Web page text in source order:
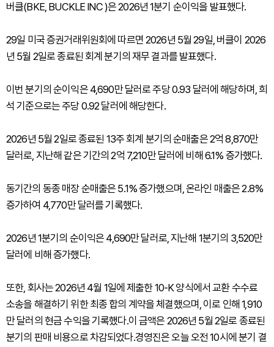
버클(BKE, BUCKLE INC )은 2026년 1분기 순이익을 발표했다.
29일 미국 증권거래위원회에 따르면 2026년 5월 29일, 버클이 2026
년 5월 2일로 종료된 회계 분기의 재무 결과를 발표했다.
이번 분기의 순이익은 4,690만 달러로 주당 0.93 달러에 해당하며, 희
석 기준으로는 주당 0.92 달러에 해당한다.
2026년 5월 2일로 종료된 13주 회계 분기의 순매출은 2억 8,870만
달러로, 지난해 같은 기간의 2억 7,210만 달러에 비해 6.1% 증가했다.
동기간의 동종 매장 순매출은 5.1% 증가했으며, 온라인 매출은 2.8%
증가하여 4,770만 달러를 기록했다.
2026년 1분기의 순이익은 4,690만 달러로, 지난해 1분기의 3,520만
달러에 비해 증가했다.
또한, 회사는 2026년 4월 1일에 제출한 10-K 양식에서 교환 수수료
소송을 해결하기 위한 최종 합의 계약을 체결했으며, 이로 인해 1,910
만 달러의 현금 수익을 기록했다.이 금액은 2026년 5월 2일로 종료된
분기의 판매 비용으로 차감되었다.경영진은 오늘 오전 10시에 분기 결